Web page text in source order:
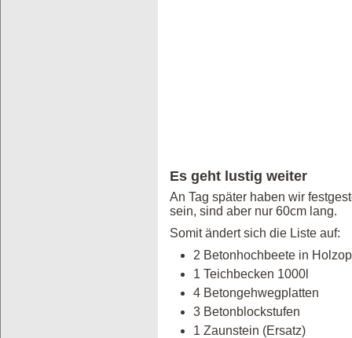
Es geht lustig weiter
An Tag später haben wir
sein, sind aber nur 60cm lang.
Somit ändert sich die Liste auf:
2 Betonhochbeete in
1 Teichbecken 1000l
4 Betongehwegplatten
3 Betonblockstufen
1 Zaunstein (Ersatz)